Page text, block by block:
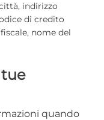
indirizzo
di credito
nome del
quando